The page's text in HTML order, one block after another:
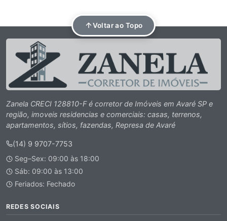
Voltar ao Topo
Zanela CRECI 128810-F é corretor de Imóveis em Avaré SP e
região, imoveis residencias e comerciais: casas, terrenos,
apartamentos, sítios, fazendas, Represa de Avaré
(14) 9 9707-7753
Seg–Sex: 09:00 às 18:00
Sáb: 09:00 às 13:00
Feriados: Fechado
REDES SOCIAIS